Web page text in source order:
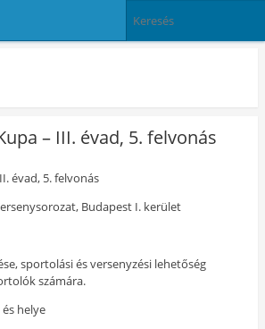
– III. évad, 5. felvonás
évad, 5. felvonás
Budapest I. kerület
sportolási és versenyzési lehetőség
számára.
helye